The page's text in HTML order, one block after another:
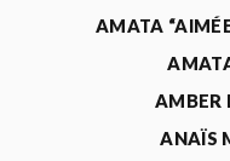
AMATA
AMBER
ANAÏS